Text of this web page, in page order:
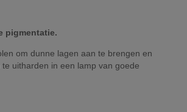
pigmentatie.
om dunne lagen aan te brengen en
uitharden in een lamp van goede